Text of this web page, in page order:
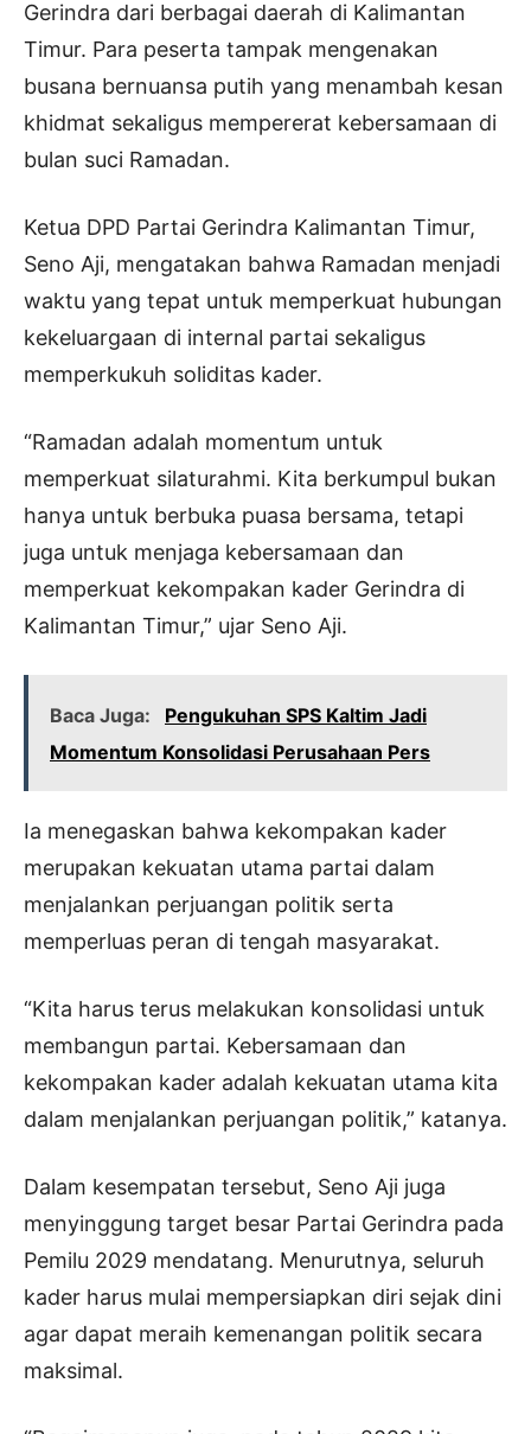
Gerindra dari berbagai daerah di Kalimantan
Timur. Para peserta tampak mengenakan
busana bernuansa putih yang menambah kesan
khidmat sekaligus mempererat kebersamaan di
bulan suci Ramadan.
Ketua DPD Partai Gerindra Kalimantan Timur,
Seno Aji, mengatakan bahwa Ramadan menjadi
waktu yang tepat untuk memperkuat hubungan
kekeluargaan di internal partai sekaligus
memperkukuh soliditas kader.
“Ramadan adalah momentum untuk
memperkuat silaturahmi. Kita berkumpul bukan
hanya untuk berbuka puasa bersama, tetapi
juga untuk menjaga kebersamaan dan
memperkuat kekompakan kader Gerindra di
Kalimantan Timur,” ujar Seno Aji.
Baca Juga:
Pengukuhan SPS Kaltim Jadi
Momentum Konsolidasi Perusahaan Pers
Ia menegaskan bahwa kekompakan kader
merupakan kekuatan utama partai dalam
menjalankan perjuangan politik serta
memperluas peran di tengah masyarakat.
“Kita harus terus melakukan konsolidasi untuk
membangun partai. Kebersamaan dan
kekompakan kader adalah kekuatan utama kita
dalam menjalankan perjuangan politik,” katanya.
Dalam kesempatan tersebut, Seno Aji juga
menyinggung target besar Partai Gerindra pada
Pemilu 2029 mendatang. Menurutnya, seluruh
kader harus mulai mempersiapkan diri sejak dini
agar dapat meraih kemenangan politik secara
maksimal.